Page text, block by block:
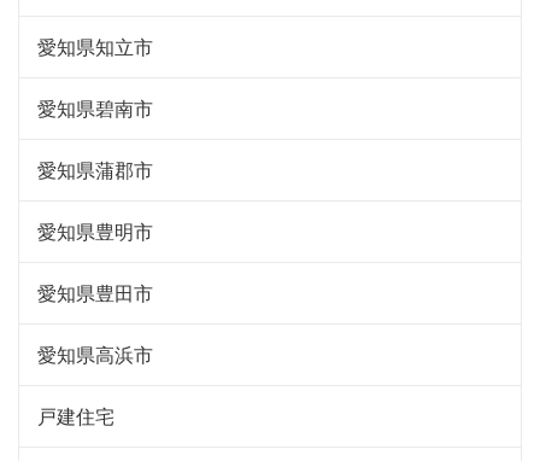
愛知県知立市
愛知県碧南市
愛知県蒲郡市
愛知県豊明市
愛知県豊田市
愛知県高浜市
戸建住宅